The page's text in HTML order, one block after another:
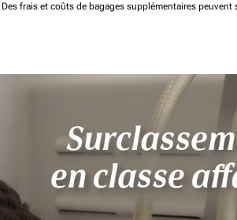
Des frais et coûts de bagages supplémentaires peuvent